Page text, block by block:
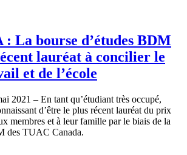
: La bourse d’études BDM
lauréat à concilier le
et de l’école
2021 – En tant qu’étudiant très occupé,
d’être le plus récent lauréat du prix
membres et à leur famille par le biais de la
des TUAC Canada.